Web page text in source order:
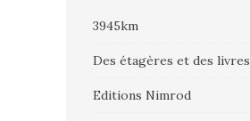
3945km
Des étagères et des livres
Editions Nimrod